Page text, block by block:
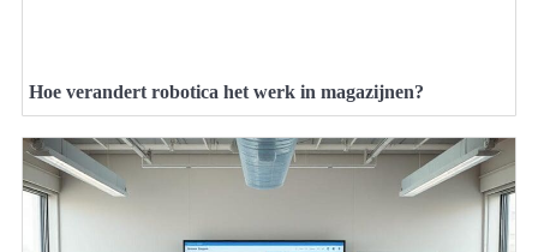
Hoe verandert robotica het werk in magazijnen?